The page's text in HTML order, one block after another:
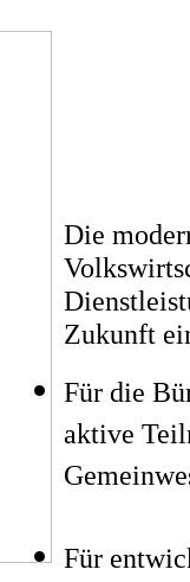
Die
Zukunft
Für die
aktive
Für